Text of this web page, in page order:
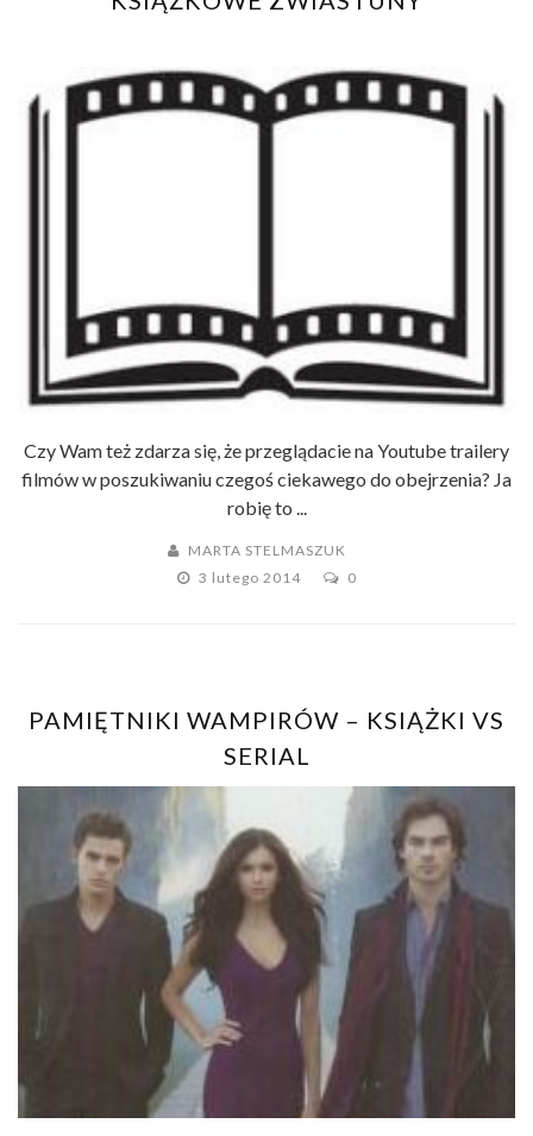
Czy Wam też zdarza się, że przeglądacie na Youtube trailery
filmów w poszukiwaniu czegoś ciekawego do obejrzenia? Ja
robię to ...
MARTA STELMASZUK
3 lutego 2014
0
PAMIĘTNIKI WAMPIRÓW – KSIĄŻKI VS
SERIAL